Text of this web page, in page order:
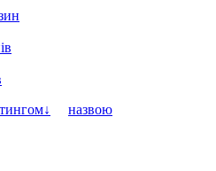
назвою